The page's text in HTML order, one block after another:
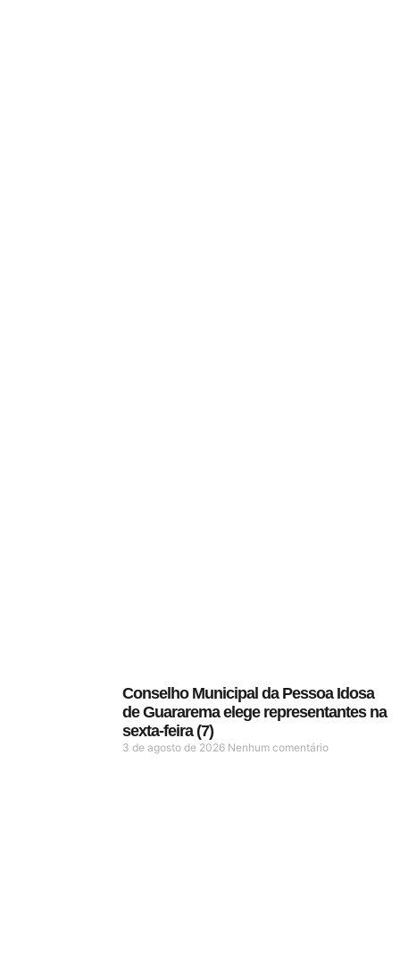
Conselho Municipal da Pessoa Idosa
de Guararema elege representantes na
sexta-feira (7)
3 de agosto de 2026 Nenhum comentário